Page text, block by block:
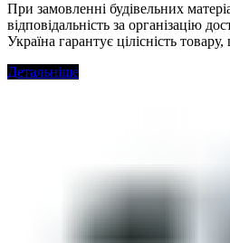
При замовленні будівельних
відповідальність за організацію
Україна гарантує цілісність
Детальніше